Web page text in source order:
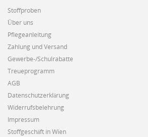
Stoffproben
Über uns
Pflegeanleitung
Zahlung und Versand
Gewerbe-/Schulrabatte
Treueprogramm
AGB
Datenschutzerklärung
Widerrufsbelehrung
Impressum
Stoffgeschäft in Wien